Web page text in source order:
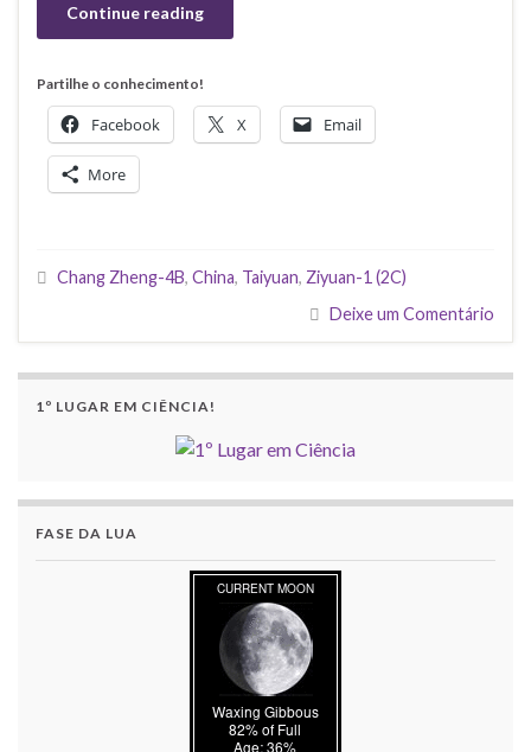
Continue reading
Partilhe o conhecimento!
Facebook X Email
More
Chang Zheng-4B, China, Taiyuan, Ziyuan-1 (2C)
Deixe um Comentário
1º LUGAR EM CIÊNCIA!
FASE DA LUA